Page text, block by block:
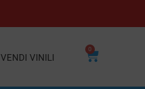
VENDI VINILI
0
Carrello